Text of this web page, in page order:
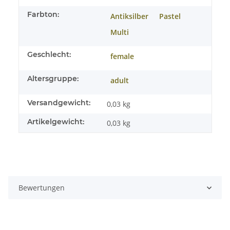
Farbton: Antiksilber
Pastel
Multi
Geschlecht: female
Altersgruppe: adult
Versandgewicht: 0,03 kg
Artikelgewicht: 0,03 kg
Bewertungen